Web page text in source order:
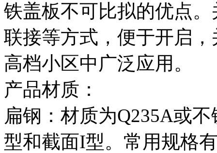
铁盖板不可比拟的优点
联接等方式，便于开启
高档小区中广泛应用。
产品材质：
扁钢：材质为Q235A或
型和截面I型。常用规格